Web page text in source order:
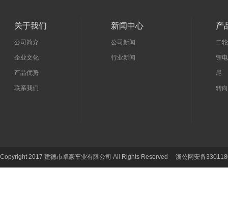
关于我们
公司简介
企业文化
产品优势
联系我们
新闻中心
公司新闻
行业新闻
产
二
锂
尾
转
Copyright 2017 建德市卓豪车业有限公司 All Rights Reserved 浙公网安备